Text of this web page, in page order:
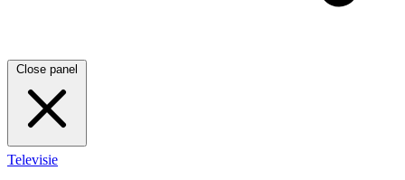
Close panel
Televisie